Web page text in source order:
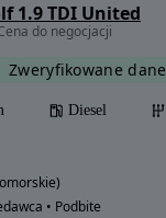
1.9 TDI United
do negocjacji
Zweryfikowane dane
Diesel
• Podbite